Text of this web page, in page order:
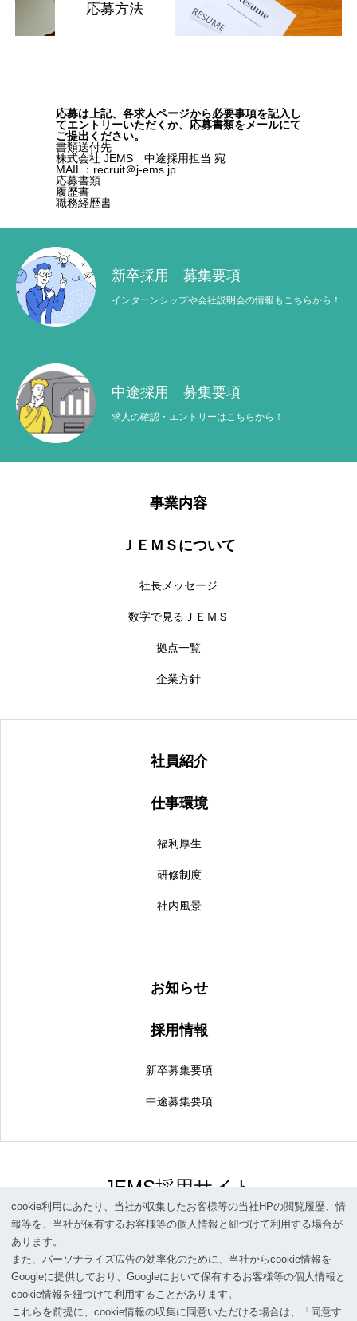
応募方法
応募は上記、各求人ページから必要事項を記入し
てエントリーいただくか、応募書類をメールにて
ご提出ください。
書類送付先
株式会社 JEMS 中途採用担当 宛
MAIL：recruit＠j-ems.jp
応募書類
履歴書
職務経歴書
新卒採用 募集要項
インターンシップや会社説明会の情報もこちらから！
中途採用 募集要項
求人の確認・エントリーはこちらから！
事業内容
ＪＥＭＳについて
社長メッセージ
数字で見るＪＥＭＳ
拠点一覧
企業方針
社員紹介
仕事環境
福利厚生
研修制度
社内風景
お知らせ
採用情報
新卒募集要項
中途募集要項
JEMS採用サイト
採用サイト
コーポレートTOP 企業情報 個人情報保護方針 情報セキュリティポリ
cookie利⽤にあたり、当社が収集したお客様等の当社HPの閲覧履歴、情
報等を、当社が保有するお客様等の個⼈情報と紐づけて利⽤する場合が
あります。
また、パーソナライズ広告の効率化のために、当社からcookie情報を
Googleに提供しており、Googleにおいて保有するお客様等の個⼈情報と
cookie情報を紐づけて利⽤することがあります。
これらを前提に、cookie情報の収集に同意いただける場合は、「同意す